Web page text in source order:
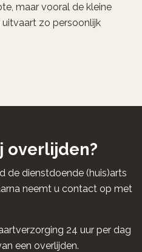
maar vooral de kleine
zo persoonlijk
overlijden?
de dienstdoende (huis)arts
neemt u contact op met
24 uur per dag
een overlijden.